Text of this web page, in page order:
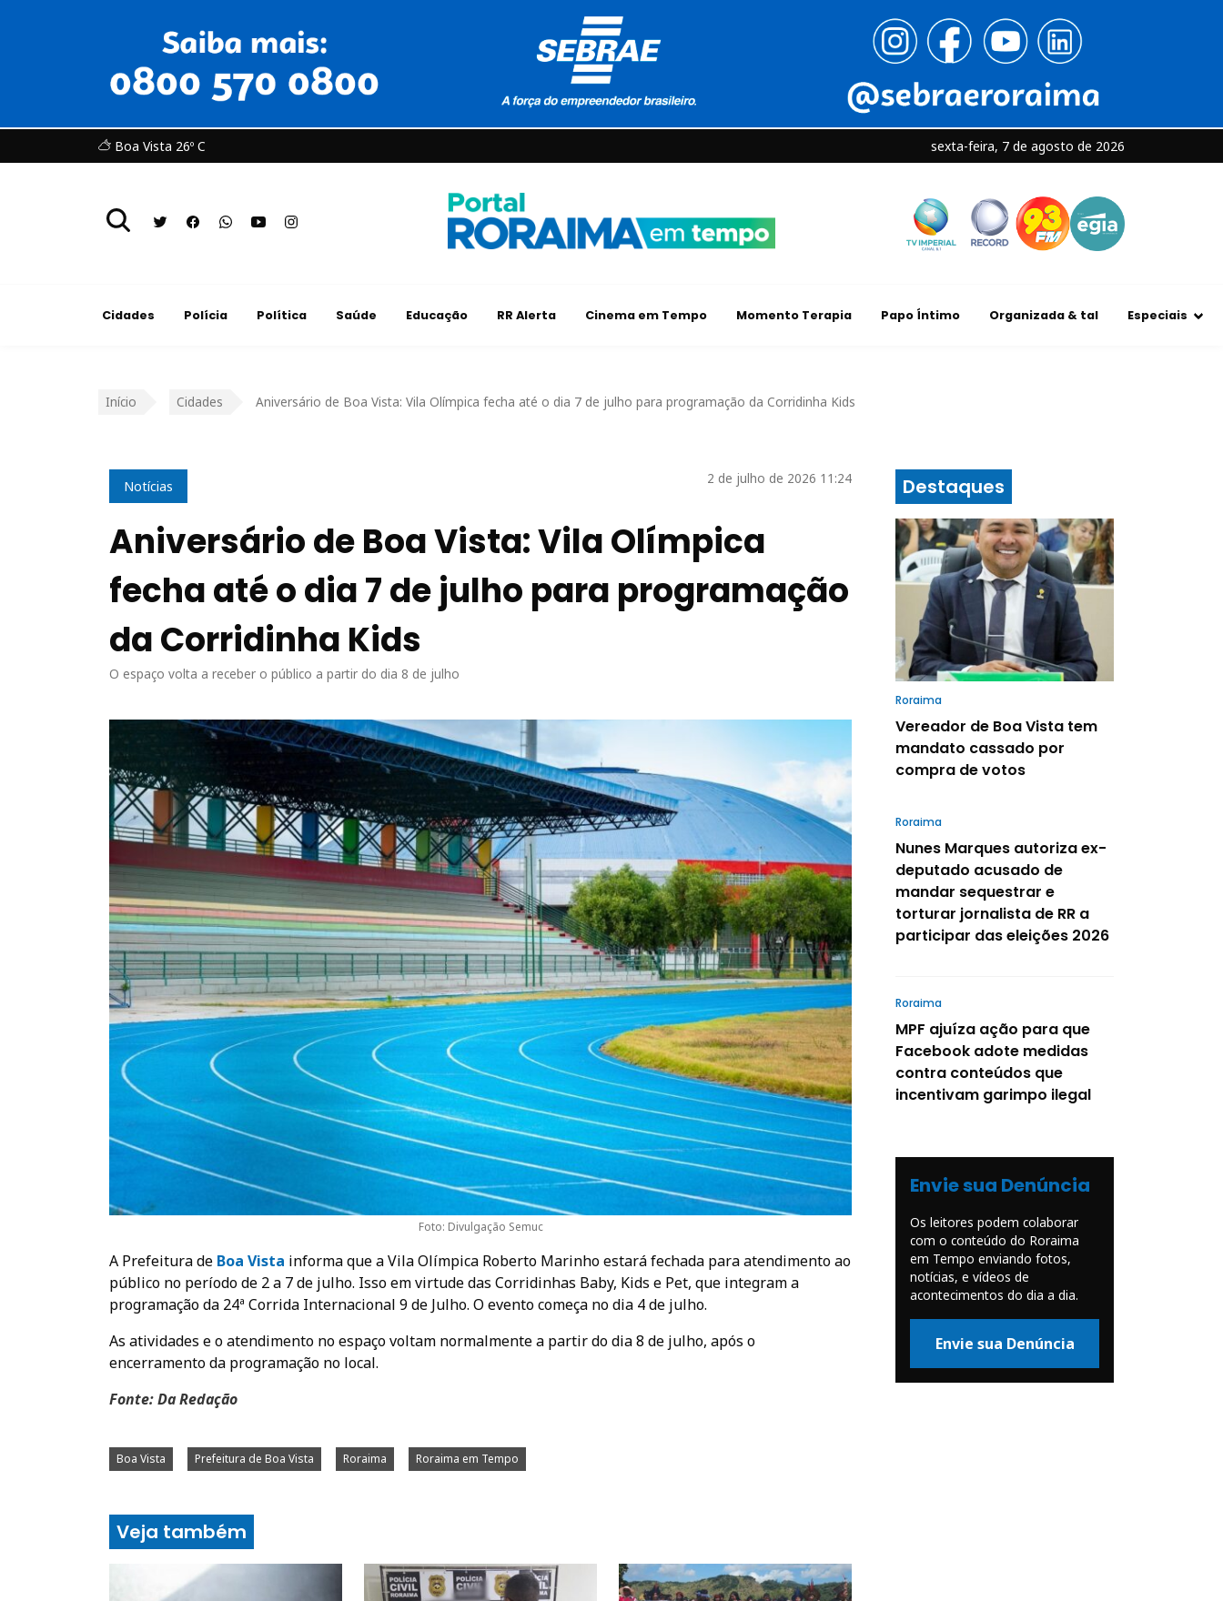
Boa Vista 26º C sexta-feira, 7 de agosto de 2026
Cidades Polícia Política Saúde Educação RR Alerta Cinema em Tempo Momento Terapia Papo Íntimo Organizada & tal Especiais
Início Cidades Aniversário de Boa Vista: Vila Olímpica fecha até o dia 7 de julho para programação da Corridinha Kids
Notícias 2 de julho de 2026 11:24
Aniversário de Boa Vista: Vila Olímpica
fecha até o dia 7 de julho para programação
da Corridinha Kids
O espaço volta a receber o público a partir do dia 8 de julho
Foto: Divulgação Semuc
A Prefeitura de Boa Vista informa que a Vila Olímpica Roberto Marinho estará fechada para atendimento ao
público no período de 2 a 7 de julho. Isso em virtude das Corridinhas Baby, Kids e Pet, que integram a
programação da 24ª Corrida Internacional 9 de Julho. O evento começa no dia 4 de julho.
As atividades e o atendimento no espaço voltam normalmente a partir do dia 8 de julho, após o
encerramento da programação no local.
Fonte: Da Redação
Boa Vista Prefeitura de Boa Vista Roraima Roraima em Tempo
Veja também
Destaques
Roraima
Vereador de Boa Vista tem
mandato cassado por
compra de votos
Roraima
Nunes Marques autoriza ex-
deputado acusado de
mandar sequestrar e
torturar jornalista de RR a
participar das eleições 2026
Roraima
MPF ajuíza ação para que
Facebook adote medidas
contra conteúdos que
incentivam garimpo ilegal
Envie sua Denúncia
Os leitores podem colaborar
com o conteúdo do Roraima
em Tempo enviando fotos,
notícias, e vídeos de
acontecimentos do dia a dia.
Envie sua Denúncia